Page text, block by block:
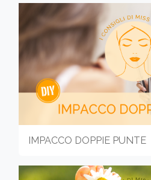
IMPACCO DOPPIE PUNTE